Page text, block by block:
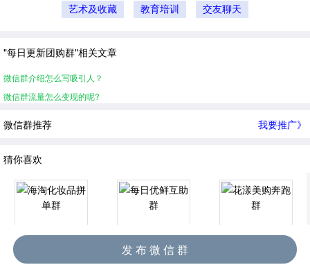
艺术及收藏 教育培训 交友聊天
"每日更新团购群"相关文章
微信群介绍怎么写吸引人？
微信群流量怎么变现的呢?
微信群推荐 我要推广》
猜你喜欢
海淘化妆品拼单群 每日优鲜互助群 花漾美购奔跑群
发 布 微 信 群